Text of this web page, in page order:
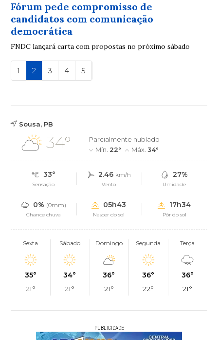
Fórum pede compromisso de
candidatos com comunicação
democrática
FNDC lançará carta com propostas no próximo sábado
1 2 3 4 5
Sousa, PB
34°
Parcialmente nublado
Mín. 22° Máx.34°
33°
Sensação
2.46 km/h
Vento
27%
Umidade
0% (0mm)
Chance chuva
05h43
Nascer do sol
17h34
Pôr do sol
Sexta
35°
21°
Sábado
34°
21°
Domingo
36°
21°
Segunda
36°
22°
Terça
36°
21°
PUBLICIDADE